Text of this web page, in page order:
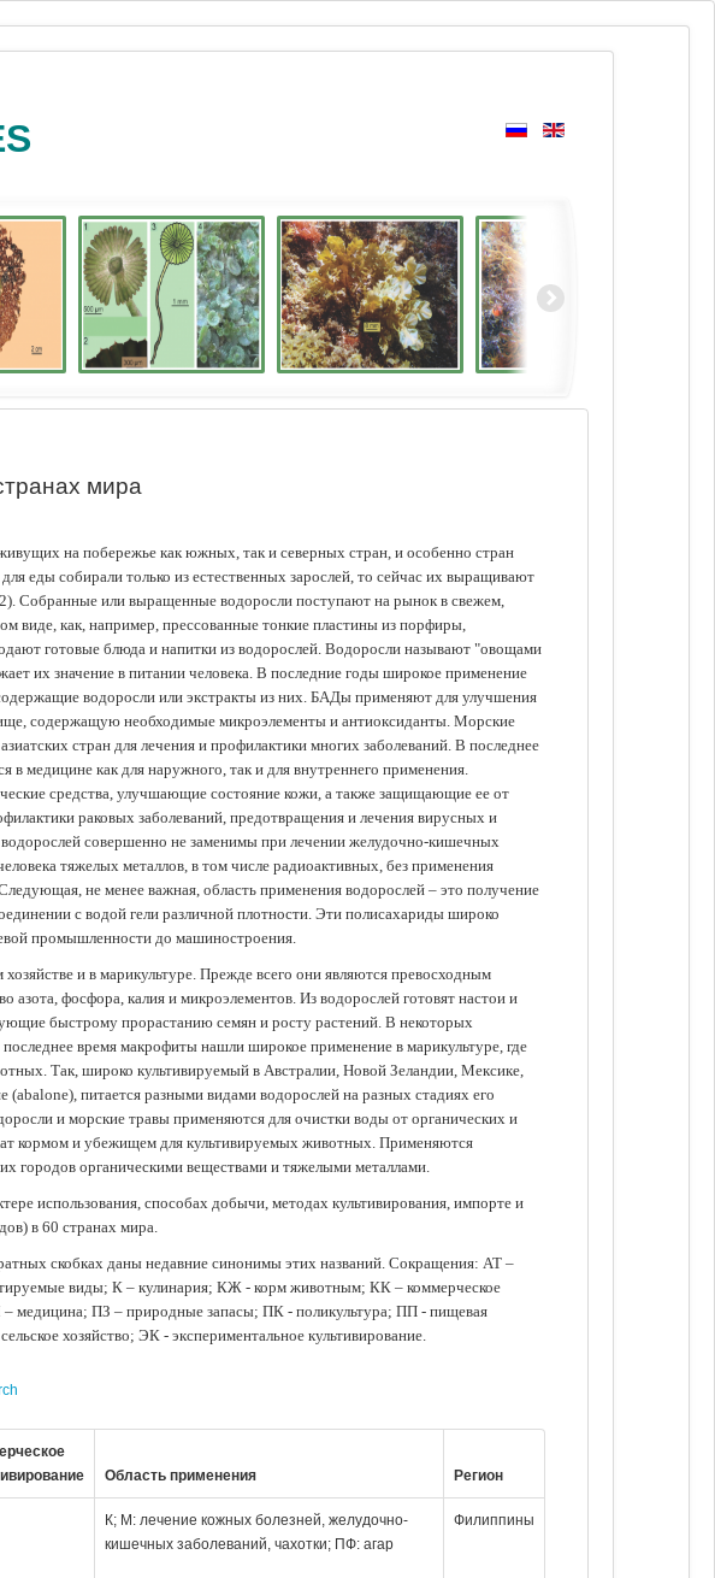
мира
на побережье как южных, так и северных стран, и особенно стран
еды собирали только из естественных зарослей, то сейчас их выращивают
Собранные или выращенные водоросли поступают на рынок в свежем,
виде, как, например, прессованные тонкие пластины из порфиры,
готовые блюда и напитки из водорослей. Водоросли называют "овощами
их значение в питании человека. В последние годы широкое применение
водоросли или экстракты из них. БАДы применяют для улучшения
содержащую необходимые микроэлементы и антиоксиданты. Морские
стран для лечения и профилактики многих заболеваний. В последнее
в медицине как для наружного, так и для внутреннего применения.
средства, улучшающие состояние кожи, а также защищающие ее от
раковых заболеваний, предотвращения и лечения вирусных и
совершенно не заменимы при лечении желудочно-кишечных
тяжелых металлов, в том числе радиоактивных, без применения
не менее важная, область применения водорослей – это получение
с водой гели различной плотности. Эти полисахариды широко
промышленности до машиностроения.
и в марикультуре. Прежде всего они являются превосходным
фосфора, калия и микроэлементов. Из водорослей готовят настои и
быстрому прорастанию семян и росту растений. В некоторых
время макрофиты нашли широкое применение в марикультуре, где
Так, широко культивируемый в Австралии, Новой Зеландии, Мексике,
питается разными видами водорослей на разных стадиях его
и морские травы применяются для очистки воды от органических и
кормом и убежищем для культивируемых животных. Применяются
городов органическими веществами и тяжелыми металлами.
использования, способах добычи, методах культивирования, импорте и
в 60 странах мира.
скобках даны недавние синонимы этих названий. Сокращения: АТ –
виды; К – кулинария; КЖ - корм животным; КК – коммерческое
медицина; ПЗ – природные запасы; ПК - поликультура; ПП - пищевая
хозяйство; ЭК - экспериментальное культивирование.
Область применения Регион
К; М: лечение кожных болезней, желудочно-
кишечных заболеваний, чахотки; ПФ: агар
Филиппины